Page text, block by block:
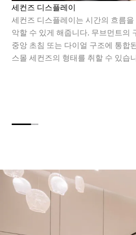
세컨즈 디스플레이
세컨즈 디스플레이는 시간의 흐름
악할 수 있게 해줍니다. 무브먼트의
중앙 초침 또는 다이얼 구조에 통합
스몰 세컨즈의 형태를 취할 수 있습